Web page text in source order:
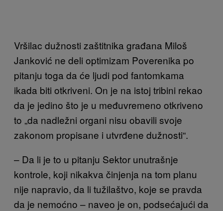
Vršilac dužnosti zaštitnika građana Miloš
Janković ne deli optimizam Poverenika po
pitanju toga da će ljudi pod fantomkama
ikada biti otkriveni. On je na istoj tribini rekao
da je jedino što je u međuvremeno otkriveno
to „da nadležni organi nisu obavili svoje
zakonom propisane i utvrđene dužnosti“.
– Da li je to u pitanju Sektor unutrašnje
kontrole, koji nikakva činjenja na tom planu
nije napravio, da li tužilaštvo, koje se pravda
da je nemoćno – naveo je on, podsećajući da